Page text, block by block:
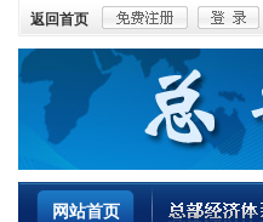
返回首页
网站首页